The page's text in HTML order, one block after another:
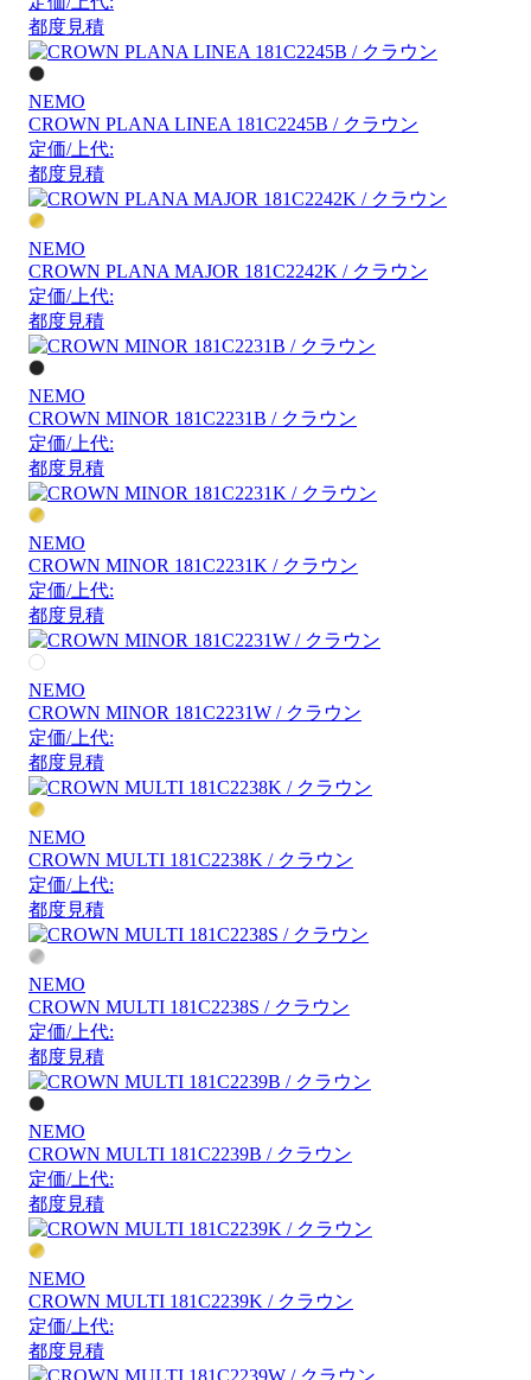
都度見積
NEMO
CROWN PLANA LINEA 181C2245B / クラウン
定価/上代:
都度見積
NEMO
CROWN PLANA MAJOR 181C2242K / クラウン
定価/上代:
都度見積
NEMO
CROWN MINOR 181C2231B / クラウン
定価/上代:
都度見積
NEMO
CROWN MINOR 181C2231K / クラウン
定価/上代:
都度見積
NEMO
CROWN MINOR 181C2231W / クラウン
定価/上代:
都度見積
NEMO
CROWN MULTI 181C2238K / クラウン
定価/上代:
都度見積
NEMO
CROWN MULTI 181C2238S / クラウン
定価/上代:
都度見積
NEMO
CROWN MULTI 181C2239B / クラウン
定価/上代:
都度見積
NEMO
CROWN MULTI 181C2239K / クラウン
定価/上代:
都度見積